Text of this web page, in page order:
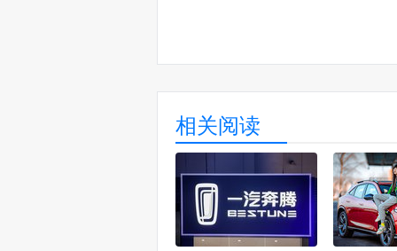
相关阅读